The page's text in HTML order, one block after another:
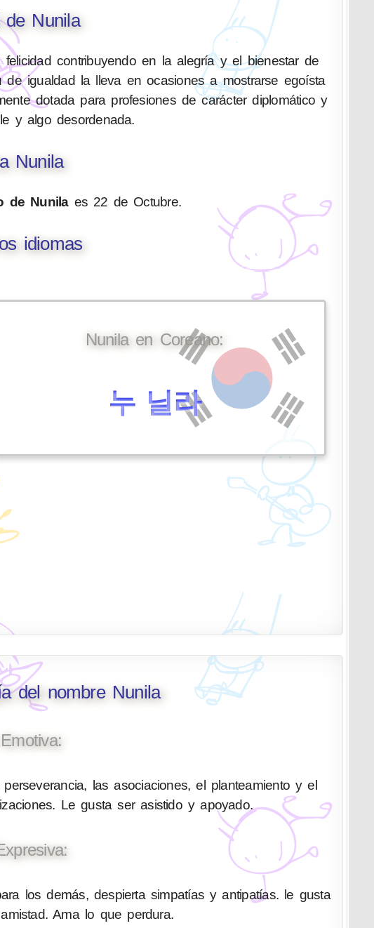
de Nunila
contribuyendo en la alegría y el bienestar de
igualdad la lleva en ocasiones a mostrarse egoísta
dotada para profesiones de carácter diplomático y
y algo desordenada.
Nunila
de Nunilaes 22 de Octubre.
idiomas
Nunila en Coreano:
누 닐라
del nombre Nunila
las asociaciones, el planteamiento y el
Le gusta ser asistido y apoyado.
los demás, despierta simpatías y antipatías. le gusta
Ama lo que perdura.